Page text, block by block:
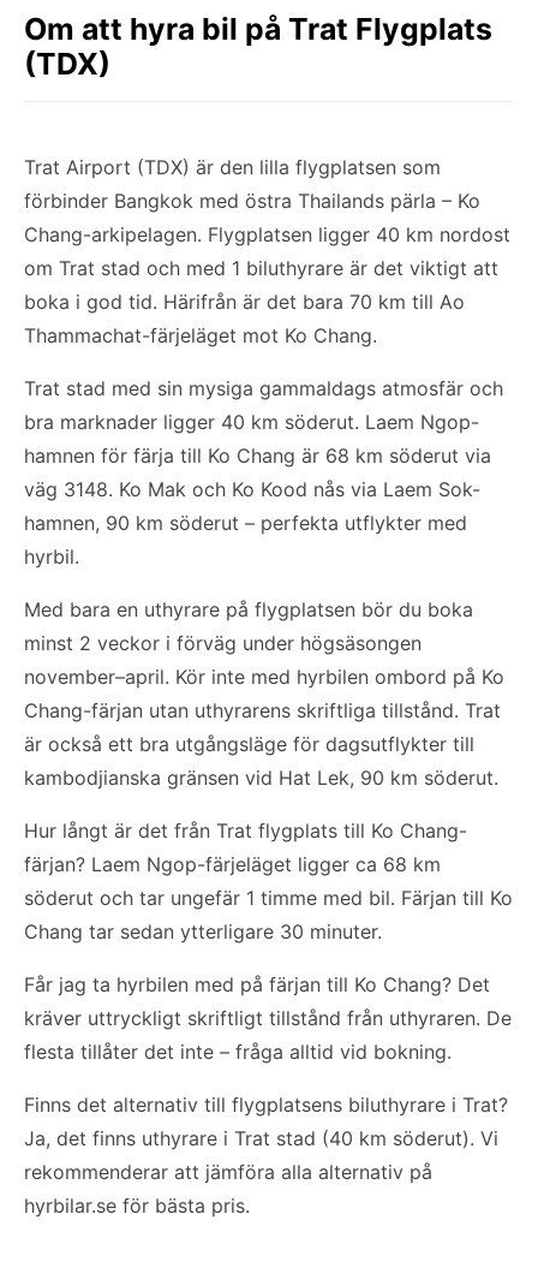
Om att hyra bil på Trat Flygplats
(TDX)
Trat Airport (TDX) är den lilla flygplatsen som
förbinder Bangkok med östra Thailands pärla – Ko
Chang-arkipelagen. Flygplatsen ligger 40 km nordost
om Trat stad och med 1 biluthyrare är det viktigt att
boka i god tid. Härifrån är det bara 70 km till Ao
Thammachat-färjeläget mot Ko Chang.
Trat stad med sin mysiga gammaldags atmosfär och
bra marknader ligger 40 km söderut. Laem Ngop-
hamnen för färja till Ko Chang är 68 km söderut via
väg 3148. Ko Mak och Ko Kood nås via Laem Sok-
hamnen, 90 km söderut – perfekta utflykter med
hyrbil.
Med bara en uthyrare på flygplatsen bör du boka
minst 2 veckor i förväg under högsäsongen
november–april. Kör inte med hyrbilen ombord på Ko
Chang-färjan utan uthyrarens skriftliga tillstånd. Trat
är också ett bra utgångsläge för dagsutflykter till
kambodjianska gränsen vid Hat Lek, 90 km söderut.
Hur långt är det från Trat flygplats till Ko Chang-
färjan? Laem Ngop-färjeläget ligger ca 68 km
söderut och tar ungefär 1 timme med bil. Färjan till Ko
Chang tar sedan ytterligare 30 minuter.
Får jag ta hyrbilen med på färjan till Ko Chang? Det
kräver uttryckligt skriftligt tillstånd från uthyraren. De
flesta tillåter det inte – fråga alltid vid bokning.
Finns det alternativ till flygplatsens biluthyrare i Trat?
Ja, det finns uthyrare i Trat stad (40 km söderut). Vi
rekommenderar att jämföra alla alternativ på
hyrbilar.se för bästa pris.